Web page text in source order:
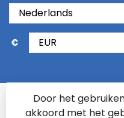
€
Door het
akkoord met het